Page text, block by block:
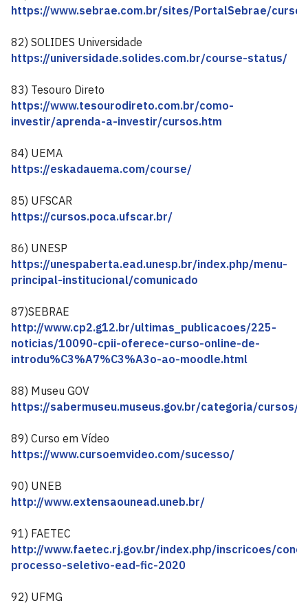
https://www.sebrae.com.br/sites/PortalSebrae/
82) SOLIDES Universidade
https://universidade.solides.com.br/course-status/
83) Tesouro Direto
https://www.tesourodireto.com.br/como-
investir/aprenda-a-investir/cursos.htm
84) UEMA
https://eskadauema.com/course/
85) UFSCAR
https://cursos.poca.ufscar.br/
86) UNESP
https://unespaberta.ead.unesp.br/index.php/menu-
principal-institucional/comunicado
87)SEBRAE
http://www.cp2.g12.br/ultimas_publicacoes/225-
noticias/10090-cpii-oferece-curso-online-de-
introdu%C3%A7%C3%A3o-ao-moodle.html
88) Museu GOV
https://sabermuseu.museus.gov.br/categoria/cursos/
89) Curso em Vídeo
https://www.cursoemvideo.com/sucesso/
90) UNEB
http://www.extensaounead.uneb.br/
91) FAETEC
http://www.faetec.rj.gov.br/index.php/inscricoes/
processo-seletivo-ead-fic-2020
92) UFMG